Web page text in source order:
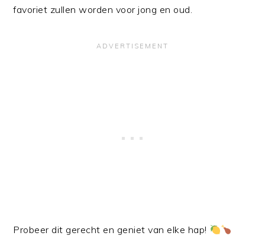
favoriet zullen worden voor jong en oud.
Probeer dit gerecht en geniet van elke hap!